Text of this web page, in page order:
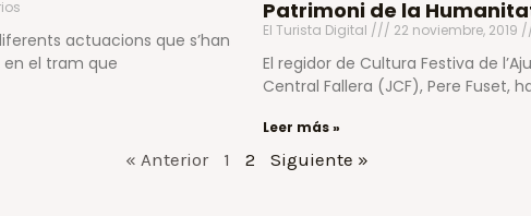
actuacions que s’han
en el tram que
Patrimoni de la
El Turista Digital 22 noviembre, 2019
El regidor de Cultura Festiva de
Central Fallera (JCF), Pere Fuset,
Leer más »
« Anterior 1 2 Siguiente »